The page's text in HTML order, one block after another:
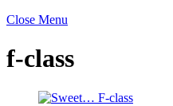
Close Menu
f-class